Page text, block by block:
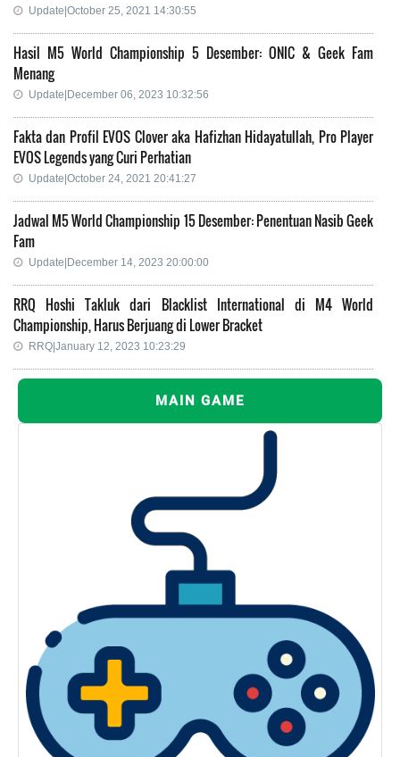
Update|October 25, 2021 14:30:55
Hasil M5 World Championship 5 Desember: ONIC & Geek Fam
Menang
Update|December 06, 2023 10:32:56
Fakta dan Profil EVOS Clover aka Hafizhan Hidayatullah, Pro Player
EVOS Legends yang Curi Perhatian
Update|October 24, 2021 20:41:27
Jadwal M5 World Championship 15 Desember: Penentuan Nasib Geek
Fam
Update|December 14, 2023 20:00:00
RRQ Hoshi Takluk dari Blacklist International di M4 World
Championship, Harus Berjuang di Lower Bracket
RRQ|January 12, 2023 10:23:29
MAIN GAME